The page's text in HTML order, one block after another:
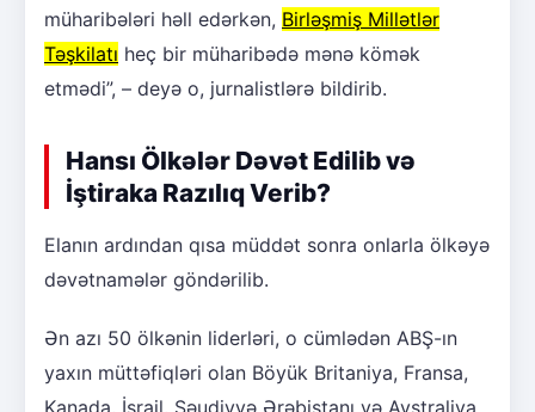
müharibələri həll edərkən, Birləşmiş Millətlər
Təşkilatı heç bir müharibədə mənə kömək
etmədi”, – deyə o, jurnalistlərə bildirib.
Hansı Ölkələr Dəvət Edilib və
İştiraka Razılıq Verib?
Elanın ardından qısa müddət sonra onlarla ölkəyə
dəvətnamələr göndərilib.
Ən azı 50 ölkənin liderləri, o cümlədən ABŞ-ın
yaxın müttəfiqləri olan Böyük Britaniya, Fransa,